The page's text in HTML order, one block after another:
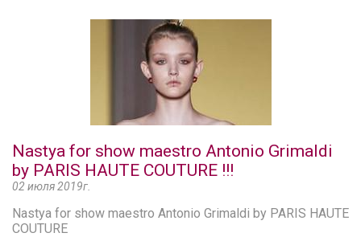
Nastya for show maestro Antonio Grimaldi
by PARIS HAUTE COUTURE !!!
02 июля 2019г.
Nastya for show maestro Antonio Grimaldi by PARIS HAUTE
COUTURE